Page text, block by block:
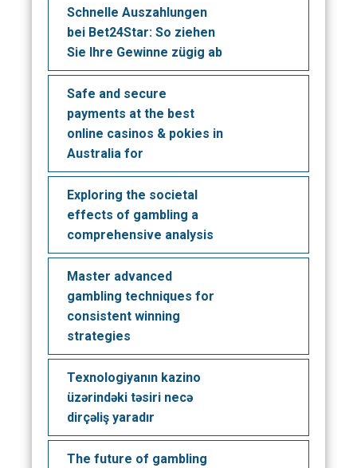
Schnelle Auszahlungen
bei Bet24Star: So ziehen
Sie Ihre Gewinne zügig ab
Safe and secure
payments at the best
online casinos & pokies in
Australia for
Exploring the societal
effects of gambling a
comprehensive analysis
Master advanced
gambling techniques for
consistent winning
strategies
Texnologiyanın kazino
üzərindəki təsiri necə
dirçəliş yaradır
The future of gambling